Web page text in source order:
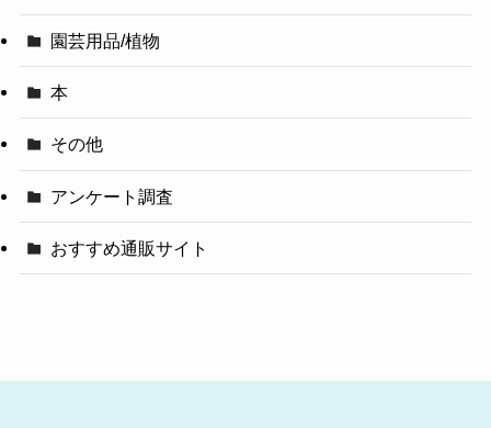
園芸用品/植物
本
その他
アンケート調査
おすすめ通販サイト